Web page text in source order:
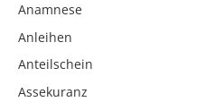
Anamnese
Anleihen
Anteilschein
Assekuranz